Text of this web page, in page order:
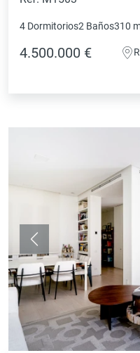
4 Dormitorios2 Baños310
4.500.000 €
Anterior